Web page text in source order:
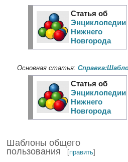
Статья об
Энциклопедии
Нижнего
Новгорода
Основная статья:
Статья об
Энциклопедии
Нижнего
Новгорода
Шаблоны общего
пользования
[править]